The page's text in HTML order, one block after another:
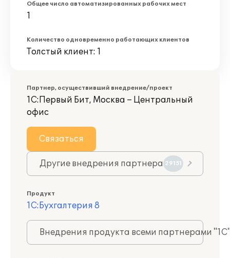
Общее число автоматизированных рабочих мест
1
Количество одновременно работающих клиентов
Толстый клиент: 1
Партнер, осуществивший внедрение/проект
1С:Первый Бит, Москва – Центральный
офис
Связаться
Другие внедрения партнера 29151
Продукт
1С:Бухгалтерия 8
Внедрения продукта всеми партнерами